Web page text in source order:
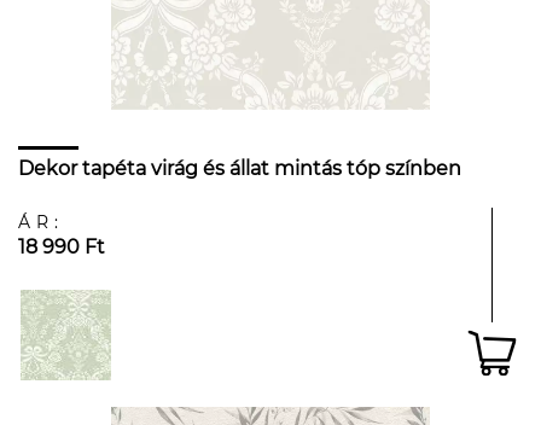
Dekor tapéta virág és állat mintás tóp színben
ÁR:
18 990 Ft